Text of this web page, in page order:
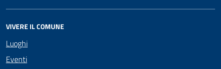
VIVERE IL COMUNE
Luoghi
Eventi